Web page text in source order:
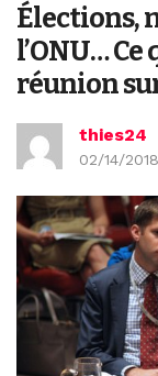
Élections,
l’ONU…
réunion sur
thies24
02/14/